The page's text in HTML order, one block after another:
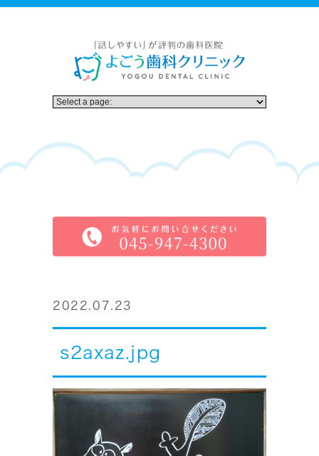
2022.07.23
s2axaz.jpg